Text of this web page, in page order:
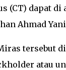
(CT) dapat di
Ahmad
tersebut
atau